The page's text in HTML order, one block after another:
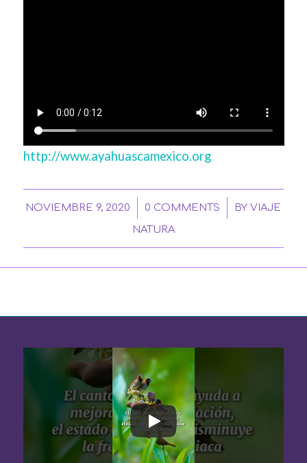
http://www.ayahuascamexico.org
NOVIEMBRE 9, 2020
/ 0 COMMENTS
/ BYVIAJE
NATURA